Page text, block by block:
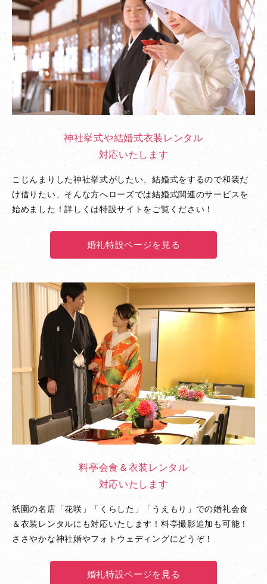
神社挙式や結婚式衣装レンタル
対応いたします
こじんまりした神社挙式がしたい、結婚式をするので和装だ
け借りたい、そんな方へローズでは結婚式関連のサービスを
始めました！詳しくは特設サイトをご覧ください！
婚礼特設ページを見る
料亭会食＆衣装レンタル
対応いたします
祇園の名店「花咲」「くらした」「うえもり」での婚礼会食
＆衣装レンタルにも対応いたします！料亭撮影追加も可能！
ささやかな神社婚やフォトウェディングにどうぞ！
婚礼特設ページを見る